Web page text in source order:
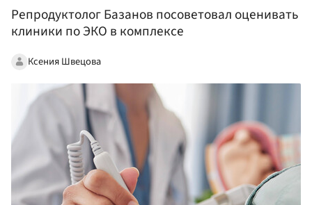
Репродуктолог Базанов посоветовал оценивать
клиники по ЭКО в комплексе
Ксения Швецова